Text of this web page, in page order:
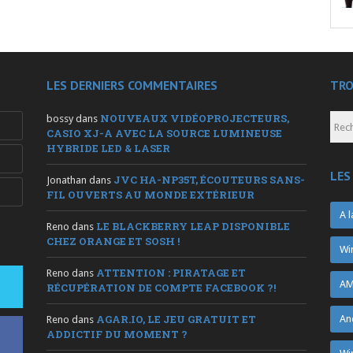
LES DERNIERS COMMENTAIRES
bossy dans NOUVEAUX VIDÉOPROJECTEURS,
CASIO XJ-A AVEC LA SOURCE LUMINEUSE
HYBRIDE LED & LASER
Jonathan dans JVC HA-NP35T, ÉCOUTEURS SANS-
FIL OUVERTS AU MONDE EXTÉRIEUR
Reno dans LE BLACKBERRY LEAP DISPONIBLE
CHEZ ORANGE ET SOSH !
Reno dans ATTENTION : PIRATAGE ET
RÉCUPÉRATION DE COMPTE FACEBOOK ?!
Reno dans AGAR.IO, LE JEU GRATUIT ET
ADDICTIF DU MOMENT ?
A